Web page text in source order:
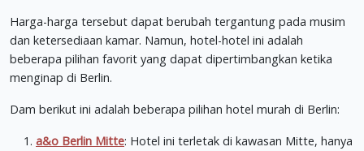
Harga-harga tersebut dapat berubah tergantung pada musim
dan ketersediaan kamar. Namun, hotel-hotel ini adalah
beberapa pilihan favorit yang dapat dipertimbangkan ketika
menginap di Berlin.
Dam berikut ini adalah beberapa pilihan hotel murah di Berlin:
a&o Berlin Mitte: Hotel ini terletak di kawasan Mitte, hanya